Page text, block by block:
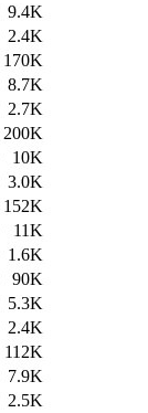
9.4K
2.4K
170K
8.7K
2.7K
200K
10K
3.0K
152K
11K
1.6K
90K
5.3K
2.4K
112K
7.9K
2.5K